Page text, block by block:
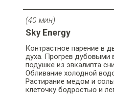
Sky Energy
Контрастное парение в
духа. Прогрев дубовыми
подушке из эвкалипта
Обливание холодной
Растирание медом и
клеточку бодростью и
(40 мин)